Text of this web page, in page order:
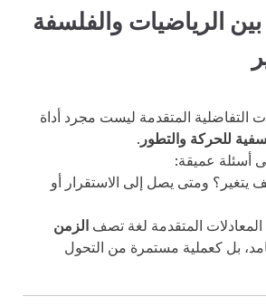
بين الرياضيات والفلسفة
التفاضلية المتقدمة ليست مجرد أداة
للحركة والتطور .
أسئلة عميقة:
يتغير؟ ومتى يصل إلى الاستقرار أو
المتقدمة لغة تصف الزمن
بل كعملية مستمرة من التحول